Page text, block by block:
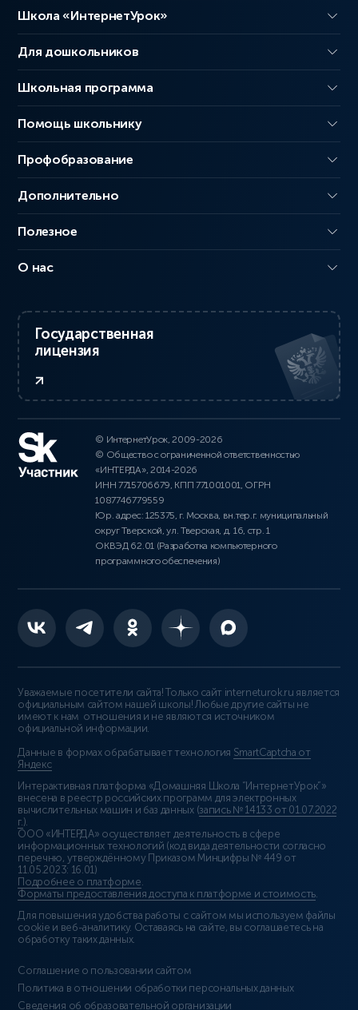
Школа «ИнтернетУрок»
Для дошкольников
Школьная программа
Помощь школьнику
Профобразование
Дополнительно
Полезное
О нас
Государственная
лицензия
© ИнтернетУрок, 2009-2026
© Общество с ограниченной ответственностью
«ИНТЕРДА», 2014-2026
ИНН 7715706679, КПП 771001001, ОГРН
1087746779559
Юр. адрес: 125375, г. Москва, вн.тер.г. муниципальный
округ Тверской, ул. Тверская, д. 16, стр. 1
ОКВЭД 62.01 (Разработка компьютерного
программного обеспечения)
Уважаемые посетители сайта! Только сайт interneturok.ru является
официальным сайтом нашей школы! Любые другие сайты не
имеют к нам отношения и не являются источником
официальной информации.
Данные в формах обрабатывает технология SmartCaptcha от
Яндекс
Интерактивная платформа «Домашняя Школа “ИнтернетУрок”»
внесена в реестр российских программ для электронных
вычислительных машин и баз данных (запись № 14133 от 01.07.2022
г.).
ООО «ИНТЕРДА» осуществляет деятельность в сфере
информационных технологий (код вида деятельности согласно
перечню, утверждённому Приказом Минцифры № 449 от
11.05.2023: 16.01)
Подробнее о платформе.
Форматы предоставления доступа к платформе и стоимость.
Для повышения удобства работы с сайтом мы используем файлы
cookie и веб-аналитику. Оставаясь на сайте, вы соглашаетесь на
обработку таких данных.
Соглашение о пользовании сайтом
Политика в отношении обработки персональных данных
Сведения об образовательной организации